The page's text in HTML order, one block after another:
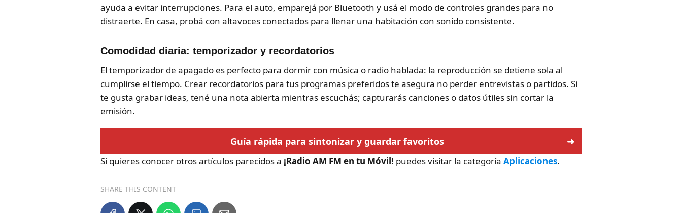
ayuda a evitar interrupciones. Para el auto, emparejá por Bluetooth y usá el modo de controles grandes para no
distraerte. En casa, probá con altavoces conectados para llenar una habitación con sonido consistente.
Comodidad diaria: temporizador y recordatorios
El temporizador de apagado es perfecto para dormir con música o radio hablada: la reproducción se detiene sola al
cumplirse el tiempo. Crear recordatorios para tus programas preferidos te asegura no perder entrevistas o partidos. Si
te gusta grabar ideas, tené una nota abierta mientras escuchás; capturarás canciones o datos útiles sin cortar la
emisión.
Guía rápida para sintonizar y guardar favoritos
Si quieres conocer otros artículos parecidos a ¡Radio AM FM en tu Móvil! puedes visitar la categoría Aplicaciones.
SHARE THIS CONTENT